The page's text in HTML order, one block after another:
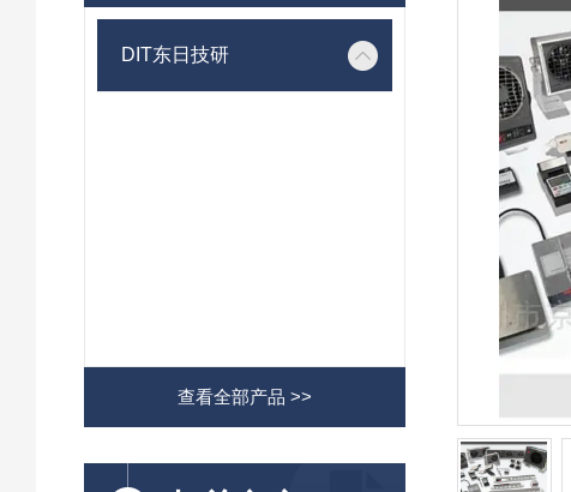
DIT东日技研
查看全部产品 >>